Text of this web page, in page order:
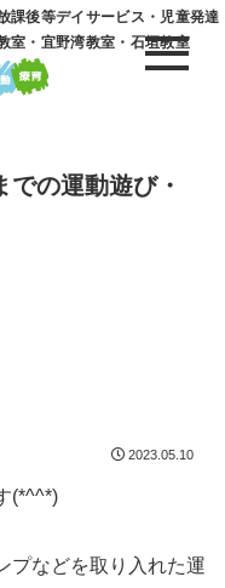
課後等デイサービス・児童発達
室・宜野湾教室・石垣教室
の運動遊び・
2023.05.10
(*^^*)
プなどを取り入れた運